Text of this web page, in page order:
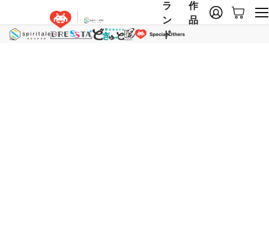
ラ
ン
ド
作
品